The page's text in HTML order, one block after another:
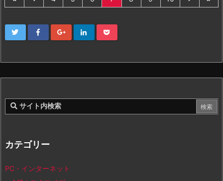
カテゴリー
PC・インターネット